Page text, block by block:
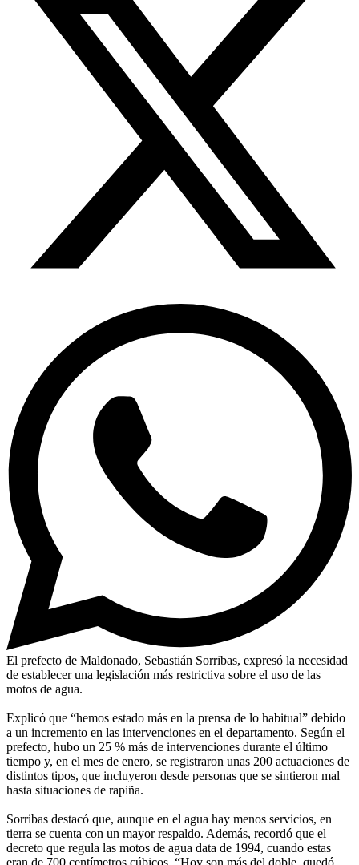
El prefecto de Maldonado, Sebastián Sorribas, expresó la necesidad
de establecer una legislación más restrictiva sobre el uso de las
motos de agua.
Explicó que “hemos estado más en la prensa de lo habitual” debido
a un incremento en las intervenciones en el departamento. Según el
prefecto, hubo un 25 % más de intervenciones durante el último
tiempo y, en el mes de enero, se registraron unas 200 actuaciones de
distintos tipos, que incluyeron desde personas que se sintieron mal
hasta situaciones de rapiña.
Sorribas destacó que, aunque en el agua hay menos servicios, en
tierra se cuenta con un mayor respaldo. Además, recordó que el
decreto que regula las motos de agua data de 1994, cuando estas
eran de 700 centímetros cúbicos. “Hoy son más del doble, quedó